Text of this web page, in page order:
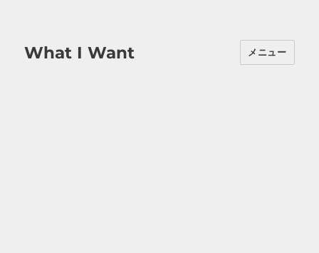
What I Want メニュー